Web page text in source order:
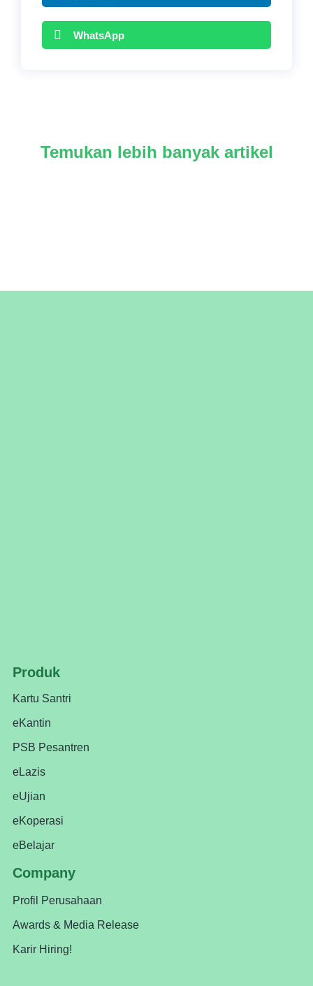
WhatsApp
Temukan lebih banyak artikel
Produk
Kartu Santri
eKantin
PSB Pesantren
eLazis
eUjian
eKoperasi
eBelajar
Company
Profil Perusahaan
Awards & Media Release
Karir Hiring!